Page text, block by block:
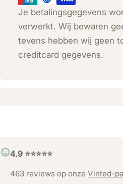
Je betalingsgegevens
verwerkt. Wij bewaren
tevens hebben wij geen
creditcard gegevens.
4.9 ⭐️⭐️⭐️⭐️⭐️
463 reviews op onze Vinted-